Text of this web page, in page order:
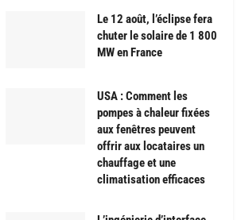
Le 12 août, l’éclipse fera
chuter le solaire de 1 800
MW en France
USA : Comment les
pompes à chaleur fixées
aux fenêtres peuvent
offrir aux locataires un
chauffage et une
climatisation efficaces